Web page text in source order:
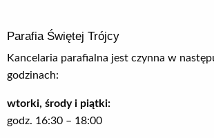
Parafia Świętej Trójcy
Kancelaria parafialna jest czynna w
godzinach:
wtorki, środy i piątki:
godz. 16:30 – 18:00